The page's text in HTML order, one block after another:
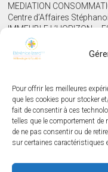
Pour offrir les meilleures
que les cookies pour stocker
fait de consentir à ces
telles que le comportement
de ne pas consentir ou de
sur certaines caractéristiques
MEDIATION
Centre d’Affaires
IMMEUBLE L’HORIZON –
3, RUE J. CONSTANT
Mentions légales
Politique de confidentialité
Politique de cookies (UE)
Informations